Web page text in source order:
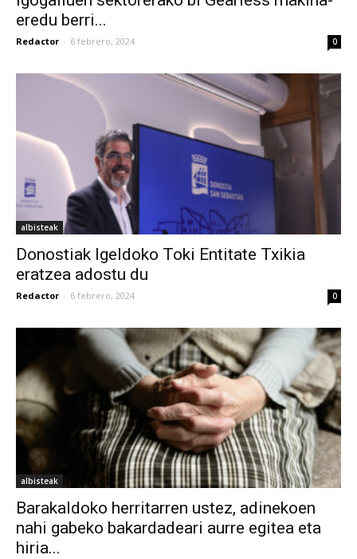
eredu berri...
Redactor - 6 febrero, 2024 0
albisteak
Donostiak Igeldoko Toki Entitate Txikia
eratzea adostu du
Redactor - 6 febrero, 2024 0
albisteak
Barakaldoko herritarren ustez, adinekoen
nahi gabeko bakardadeari aurre egitea eta
hiria...